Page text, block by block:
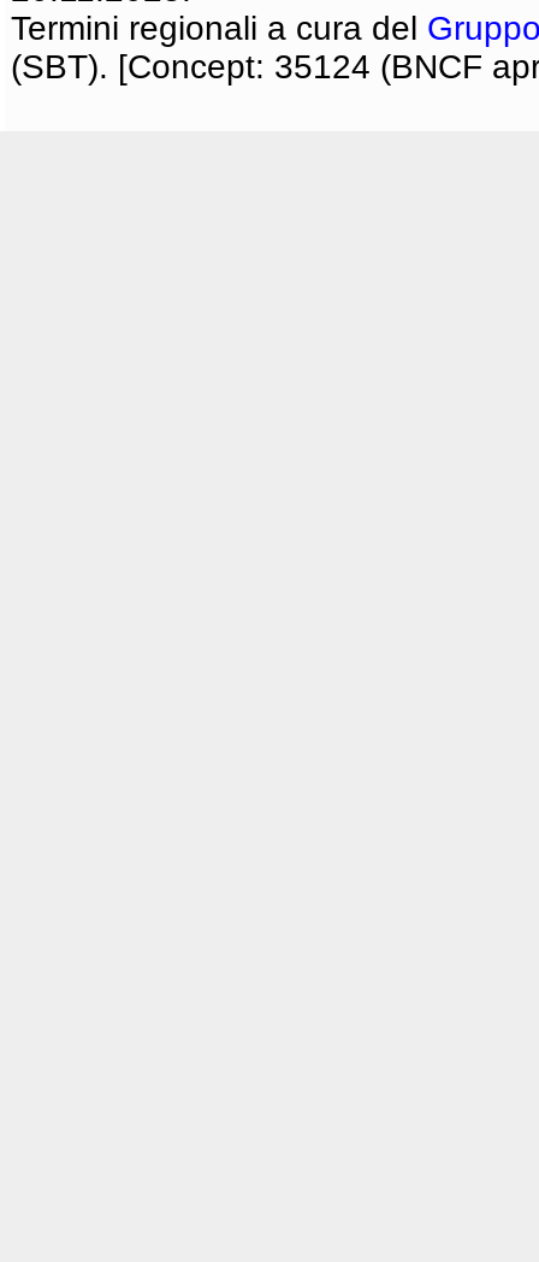
Termini regionali a cura del
(SBT). [Concept: 35124 (BNCF